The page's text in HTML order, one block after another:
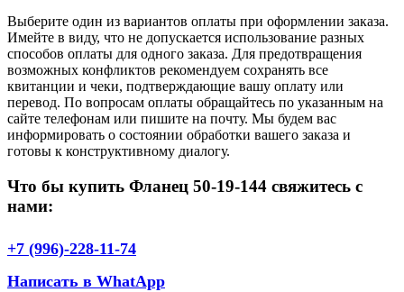
Выберите один из вариантов оплаты при оформлении заказа.
Имейте в виду, что не допускается использование разных
способов оплаты для одного заказа. Для предотвращения
возможных конфликтов рекомендуем сохранять все
квитанции и чеки, подтверждающие вашу оплату или
перевод. По вопросам оплаты обращайтесь по указанным на
сайте телефонам или пишите на почту. Мы будем вас
информировать о состоянии обработки вашего заказа и
готовы к конструктивному диалогу.
Что бы купить Фланец 50-19-144 свяжитесь с
нами:
+7 (996)-228-11-74
Написать в WhatApp